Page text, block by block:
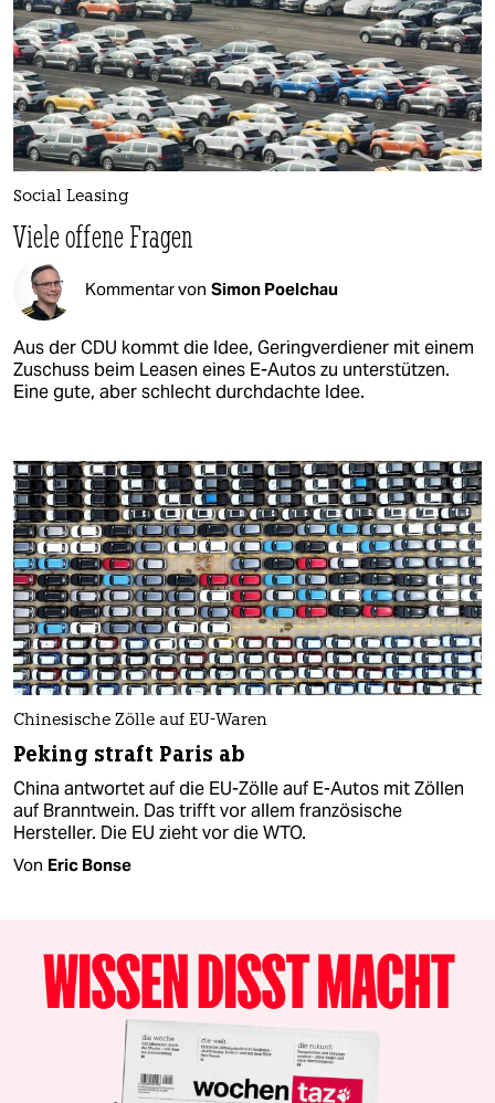
Social Leasing
Viele offene Fragen
Kommentar von Simon Poelchau
Aus der CDU kommt die Idee, Geringverdiener mit einem
Zuschuss beim Leasen eines E-Autos zu unterstützen.
Eine gute, aber schlecht durchdachte Idee.
Chinesische Zölle auf EU-Waren
Peking straft Paris ab
China antwortet auf die EU-Zölle auf E-Autos mit Zöllen
auf Branntwein. Das trifft vor allem französische
Hersteller. Die EU zieht vor die WTO.
Von Eric Bonse